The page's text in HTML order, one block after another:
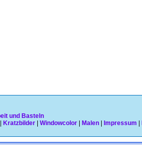
und Basteln
Kratzbilder| Windowcolor| Malen| Impressum